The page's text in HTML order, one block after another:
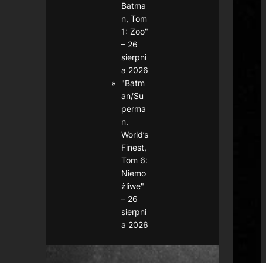
Batma
n, Tom
1: Zoo"
– 26
sierpni
a 2026
"Batm
an/Su
perma
n.
World’s
Finest,
Tom 6:
Niemo
żliwe"
– 26
sierpni
a 2026